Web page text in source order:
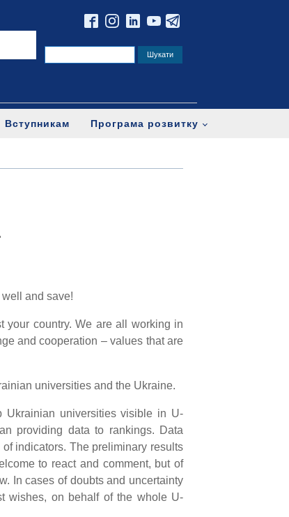
Вступникам Програма розвитку
and save!
your country. We are all working in
and cooperation – values that are
universities and the Ukraine.
universities visible in U-
providing data to rankings. Data
indicators. The preliminary results
to react and comment, but of
In cases of doubts and uncertainty
wishes, on behalf of the whole U-